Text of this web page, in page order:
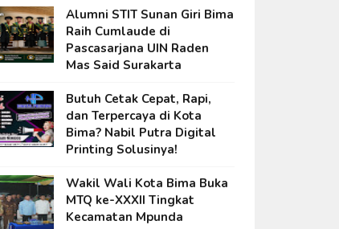
Alumni STIT Sunan Giri Bima
Raih Cumlaude di
Pascasarjana UIN Raden
Mas Said Surakarta
Butuh Cetak Cepat, Rapi,
dan Terpercaya di Kota
Bima? Nabil Putra Digital
Printing Solusinya!
Wakil Wali Kota Bima Buka
MTQ ke-XXXII Tingkat
Kecamatan Mpunda